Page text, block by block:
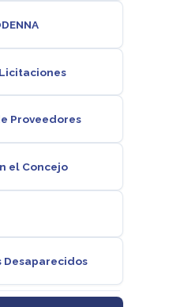
Proveedores
el Concejo
Desaparecidos